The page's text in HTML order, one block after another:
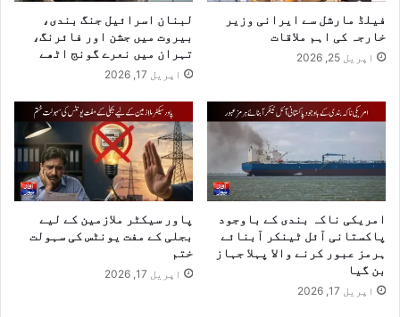
فیلڈ مارشل سے ایرانی وزیر
خارجہ کی اہم ملاقات
اپریل 25, 2026
لبنان اسرائیل جنگ بندی،
بیروت میں جشن اور فائرنگ،
تہران میں نعرے گونج اٹھے
اپریل 17, 2026
امریکی ناکہ بندی کے باوجود
پاکستانی آئل ٹینکر آبنائے
ہرمز عبور کرنے والا پہلا جہاز
بن گیا
اپریل 17, 2026
پاور سیکٹر ملازمین کے لیے
بجلی کے مفت یونٹس کی سہولت
ختم
اپریل 17, 2026